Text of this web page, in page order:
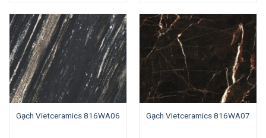
Gạch Vietceramics 816WA06 Gạch Vietceramics 816WA07